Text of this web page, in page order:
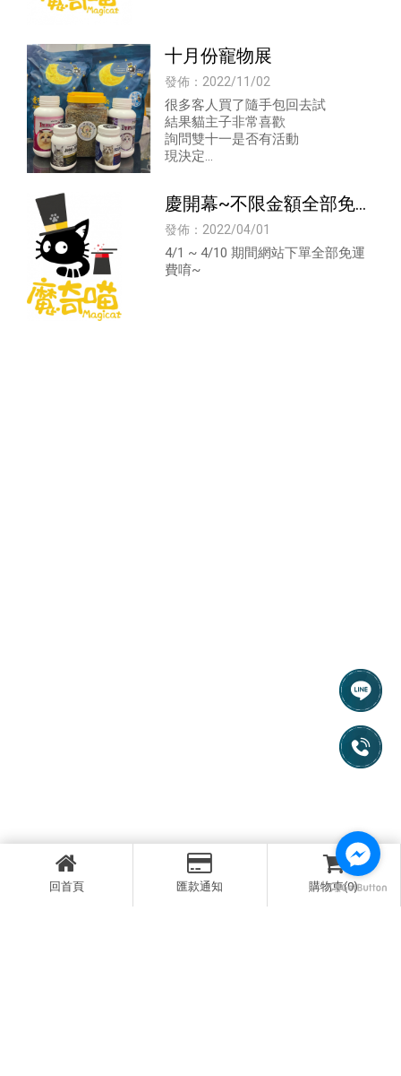
十月份寵物展
發佈：2022/11/02
很多客人買了隨手包回去試
結果貓主子非常喜歡
詢問雙十一是否有活動
現決定
慶開幕~不限金額全部免運
~-凍乾/凍乾推薦/凍乾飼
料
發佈：2022/04/01
4/1 ~ 4/10 期間網站下單全部免運
費唷~
回首頁 匯款通知 購物車(0)